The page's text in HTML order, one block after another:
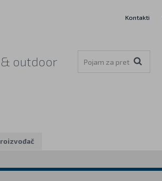
Kontakti
& outdoor